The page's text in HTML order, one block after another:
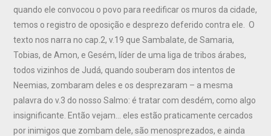
quando ele convocou o povo para reedificar os muros da cidade,
temos o registro de oposição e desprezo deferido contra ele. O
texto nos narra no cap.2, v.19 que Sambalate, de Samaria,
Tobias, de Amon, e Gesém, líder de uma liga de tribos árabes,
todos vizinhos de Judá, quando souberam dos intentos de
Neemias, zombaram deles e os desprezaram – a mesma
palavra do v.3 do nosso Salmo: é tratar com desdém, como algo
insignificante. Então vejam… eles estão praticamente cercados
por inimigos que zombam dele, são menosprezados, e ainda